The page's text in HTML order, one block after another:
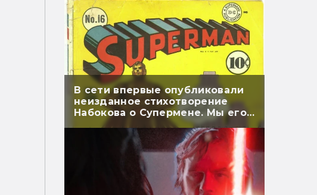
В сети впервые опубликовали
неизданное стихотворение
Набокова о Супермене. Мы его
перевели